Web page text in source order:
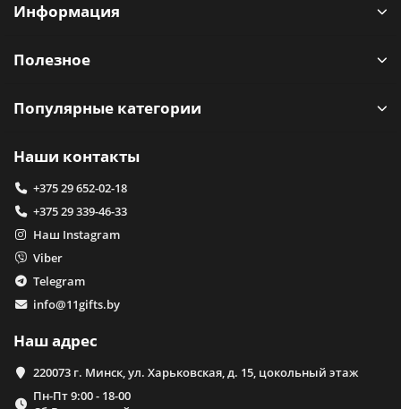
Информация
Полезное
Популярные категории
Наши контакты
+375 29 652-02-18
+375 29 339-46-33
Наш Instagram
Viber
Telegram
info@11gifts.by
Наш адрес
220073 г. Минск, ул. Харьковская, д. 15, цокольный этаж
Пн-Пт 9:00 - 18-00